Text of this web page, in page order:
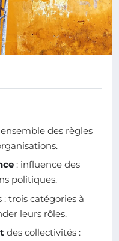
ensemble des règles
: influence des
politiques.
trois catégories à
leurs rôles.
des collectivités :